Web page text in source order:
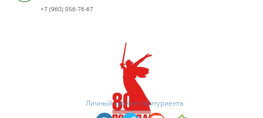
+7 (960) 056-76-67
Личный кабинет абитуриента